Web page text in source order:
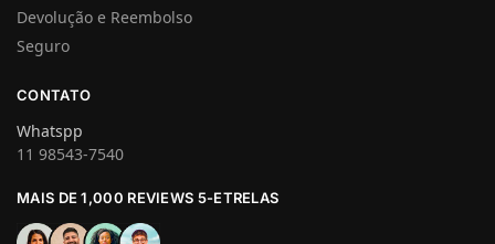
Devolução e Reembolso
Seguro
CONTATO
Whatspp
11 98543-7540
MAIS DE 1,000 REVIEWS 5-ETRELAS